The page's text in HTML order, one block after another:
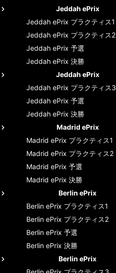
Jeddah ePrix
Jeddah ePrix プラクティス1
Jeddah ePrix プラクティス2
Jeddah ePrix 予選
Jeddah ePrix 決勝
Jeddah ePrix
Jeddah ePrix プラクティス3
Jeddah ePrix 予選
Jeddah ePrix 決勝
Madrid ePrix
Madrid ePrix プラクティス1
Madrid ePrix プラクティス2
Madrid ePrix 予選
Madrid ePrix 決勝
Berlin ePrix
Berlin ePrix プラクティス1
Berlin ePrix プラクティス2
Berlin ePrix 予選
Berlin ePrix 決勝
Berlin ePrix